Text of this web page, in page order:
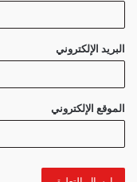
البريد الإلكتروني
الموقع الإلكتروني